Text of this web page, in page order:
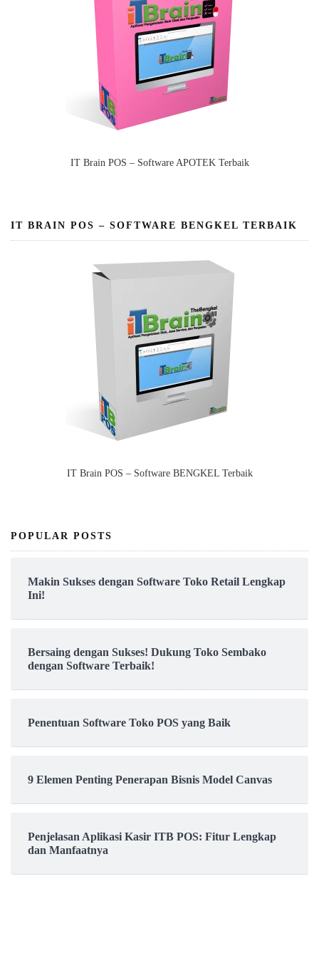
IT Brain POS – Software APOTEK Terbaik
IT BRAIN POS – SOFTWARE BENGKEL TERBAIK
IT Brain POS – Software BENGKEL Terbaik
POPULAR POSTS
Makin Sukses dengan Software Toko Retail Lengkap
Ini!
Bersaing dengan Sukses! Dukung Toko Sembako
dengan Software Terbaik!
Penentuan Software Toko POS yang Baik
9 Elemen Penting Penerapan Bisnis Model Canvas
Penjelasan Aplikasi Kasir ITB POS: Fitur Lengkap
dan Manfaatnya